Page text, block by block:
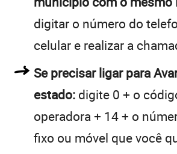
digitar o número do
celular e realizar a
Se precisar ligar para
estado: digite 0 + o
operadora + 14 + o
fixo ou móvel que você